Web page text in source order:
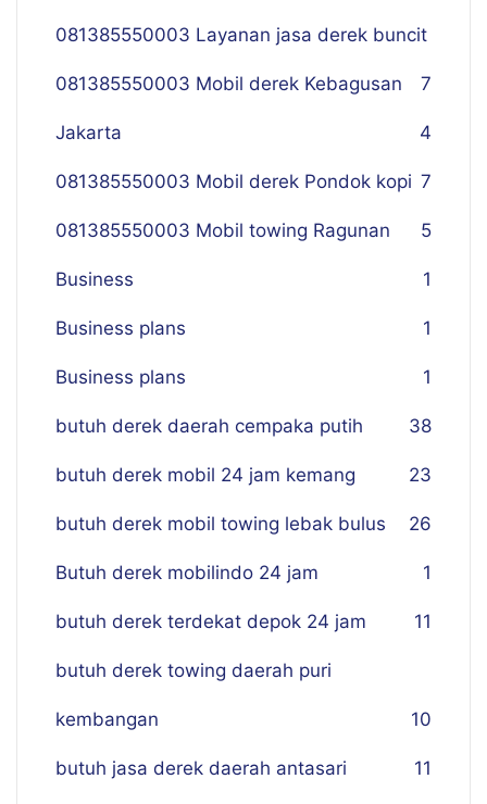
081385550003 Layanan jasa derek buncit
7
081385550003 Mobil derek Kebagusan
Jakarta 4
081385550003 Mobil derek Pondok kopi 7
081385550003 Mobil towing Ragunan 5
Business 1
Business plans 1
Business plans 1
butuh derek daerah cempaka putih 38
butuh derek mobil 24 jam kemang 23
butuh derek mobil towing lebak bulus 26
Butuh derek mobilindo 24 jam 1
butuh derek terdekat depok 24 jam 11
butuh derek towing daerah puri
kembangan 10
butuh jasa derek daerah antasari 11